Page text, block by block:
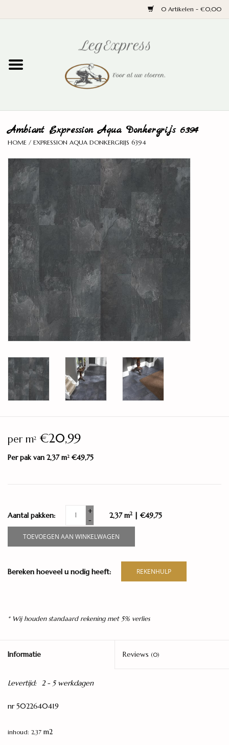
0 Artikelen - €0,00
Parket
Ondervloeren
Plinten
Wand en trap
Legservice
Showroom
Merken
Ambiant Expression Aqua Donkergrijs 6394
HOME / EXPRESSION AQUA DONKERGRIJS 6394
per m2 €20,99
Per pak van 2,37 m2 €49,75
Aantal pakken:
+
-
2,37 m2 | €49,75
TOEVOEGEN AAN WINKELWAGEN
Bereken hoeveel u nodig heeft: REKENHULP
* Wij houden standaard rekening met 5% verlies
Informatie Reviews (0)
Levertijd: 2 - 5 werkdagen
nr 5022640419
inhoud: 2,37 m2